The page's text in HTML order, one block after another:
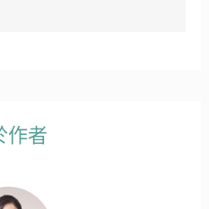
作者